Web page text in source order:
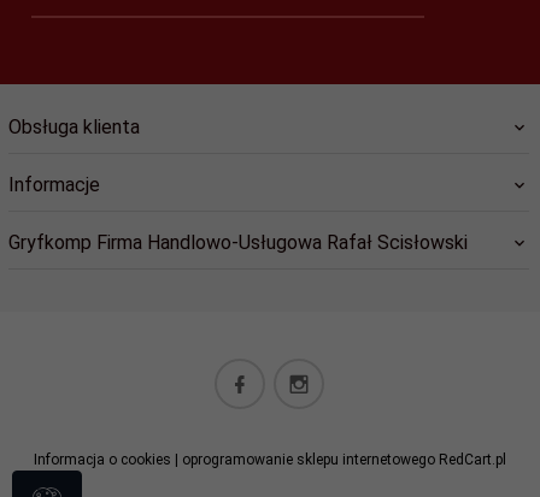
Obsługa klienta
Informacje
Gryfkomp Firma Handlowo-Usługowa Rafał Scisłowski
Informacja o cookies | oprogramowanie sklepu internetowego RedCart.pl